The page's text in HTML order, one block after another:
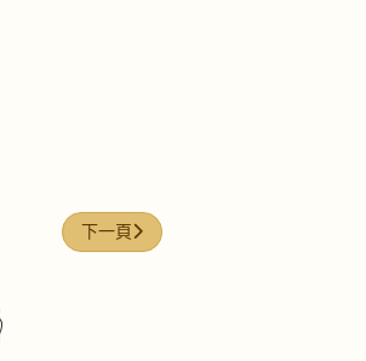
下一篇文章: 冬瓜（Winter melon）
下一頁